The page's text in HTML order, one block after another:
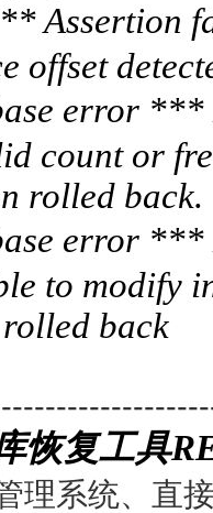
Assertion
offset
error ***
count or
rolled back.
error
to modify
back
恢复工具
理系统、直